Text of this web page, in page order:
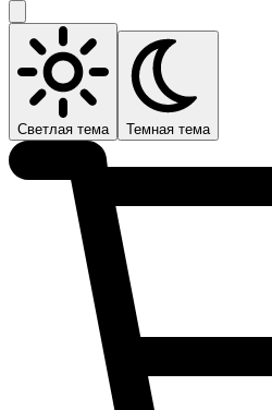
Светлая тема Темная тема